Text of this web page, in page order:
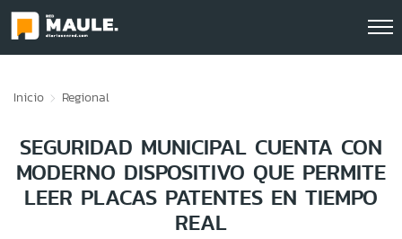
Inicio Regional
SEGURIDAD MUNICIPAL CUENTA CON
MODERNO DISPOSITIVO QUE PERMITE
LEER PLACAS PATENTES EN TIEMPO
REAL